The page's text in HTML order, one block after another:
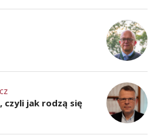
czyli jak rodzą się